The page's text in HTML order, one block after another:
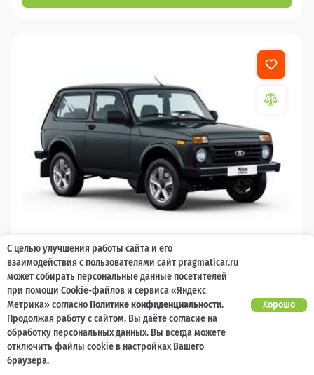
LADA Niva Legend
2026
Ваш кешбек 10 000 баллов
1 119 000 ₽
799 200₽
С целью улучшения работы сайта и его
взаимодействия с пользователями сайт pragmaticar.ru
может собирать персональные данные посетителей
при помощи Cookie-файлов и сервиса «Яндекс
Метрика» согласноПолитике конфиденциальности.
Продолжая работу с сайтом, Вы даёте согласие на
обработку персональных данных. Вы всегда можете
отключить файлы cookie в настройках Вашего
браузера.
Хорошо